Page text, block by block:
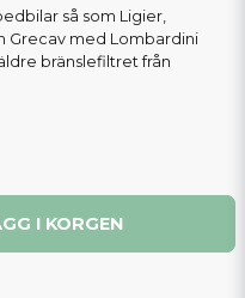
så som Ligier,
Grecav med Lombardini
bränslefiltret från
I KORGEN